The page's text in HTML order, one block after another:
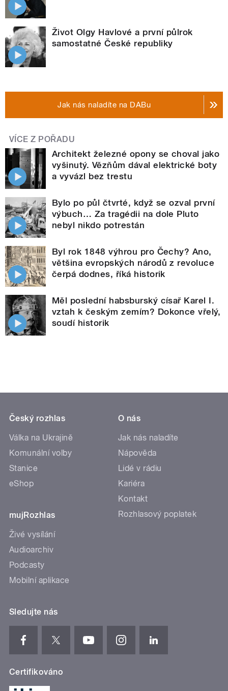
Život Olgy Havlové a první půlrok
samostatné České republiky
Jak nás naladíte na DABu
VÍCE Z POŘADU
Architekt železné opony se choval jako
vyšinutý. Vězňům dával elektrické boty
a vyvázl bez trestu
Bylo po půl čtvrté, když se ozval první
výbuch… Za tragédii na dole Pluto
nebyl nikdo potrestán
Byl rok 1848 výhrou pro Čechy? Ano,
většina evropských národů z revoluce
čerpá dodnes, říká historik
Měl poslední habsburský císař Karel I.
vztah k českým zemím? Dokonce vřelý,
soudí historik
Český rozhlas
Válka na Ukrajině
Komunální volby
Stanice
eShop
mujRozhlas
Živé vysílání
Audioarchiv
Podcasty
Mobilní aplikace
O nás
Jak nás naladíte
Nápověda
Lidé v rádiu
Kariéra
Kontakt
Rozhlasový poplatek
Sledujte nás
Certifikováno